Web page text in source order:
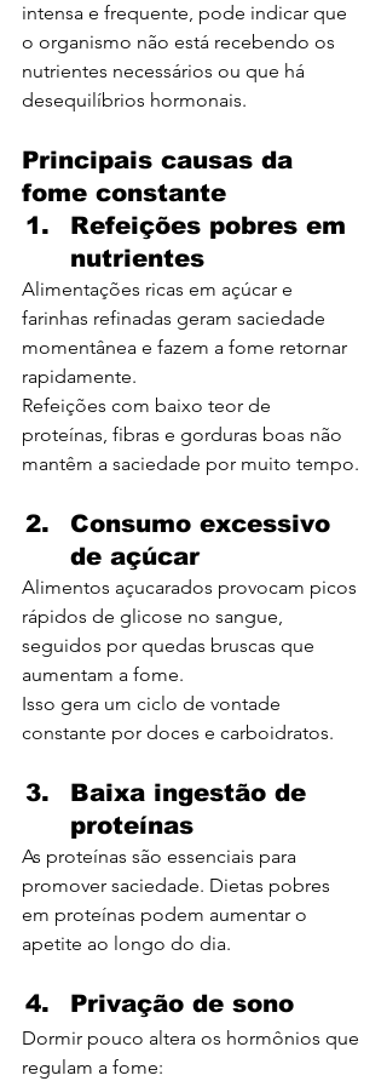
intensa e frequente, pode indicar que
o organismo não está recebendo os
nutrientes necessários ou que há
desequilíbrios hormonais.
Principais causas da
fome constante
Refeições pobres em
nutrientes
Alimentações ricas em açúcar e
farinhas refinadas geram saciedade
momentânea e fazem a fome retornar
rapidamente.
Refeições com baixo teor de
proteínas, fibras e gorduras boas não
mantêm a saciedade por muito tempo.
Consumo excessivo
de açúcar
Alimentos açucarados provocam picos
rápidos de glicose no sangue,
seguidos por quedas bruscas que
aumentam a fome.
Isso gera um ciclo de vontade
constante por doces e carboidratos.
Baixa ingestão de
proteínas
As proteínas são essenciais para
promover saciedade. Dietas pobres
em proteínas podem aumentar o
apetite ao longo do dia.
Privação de sono
Dormir pouco altera os hormônios que
regulam a fome: